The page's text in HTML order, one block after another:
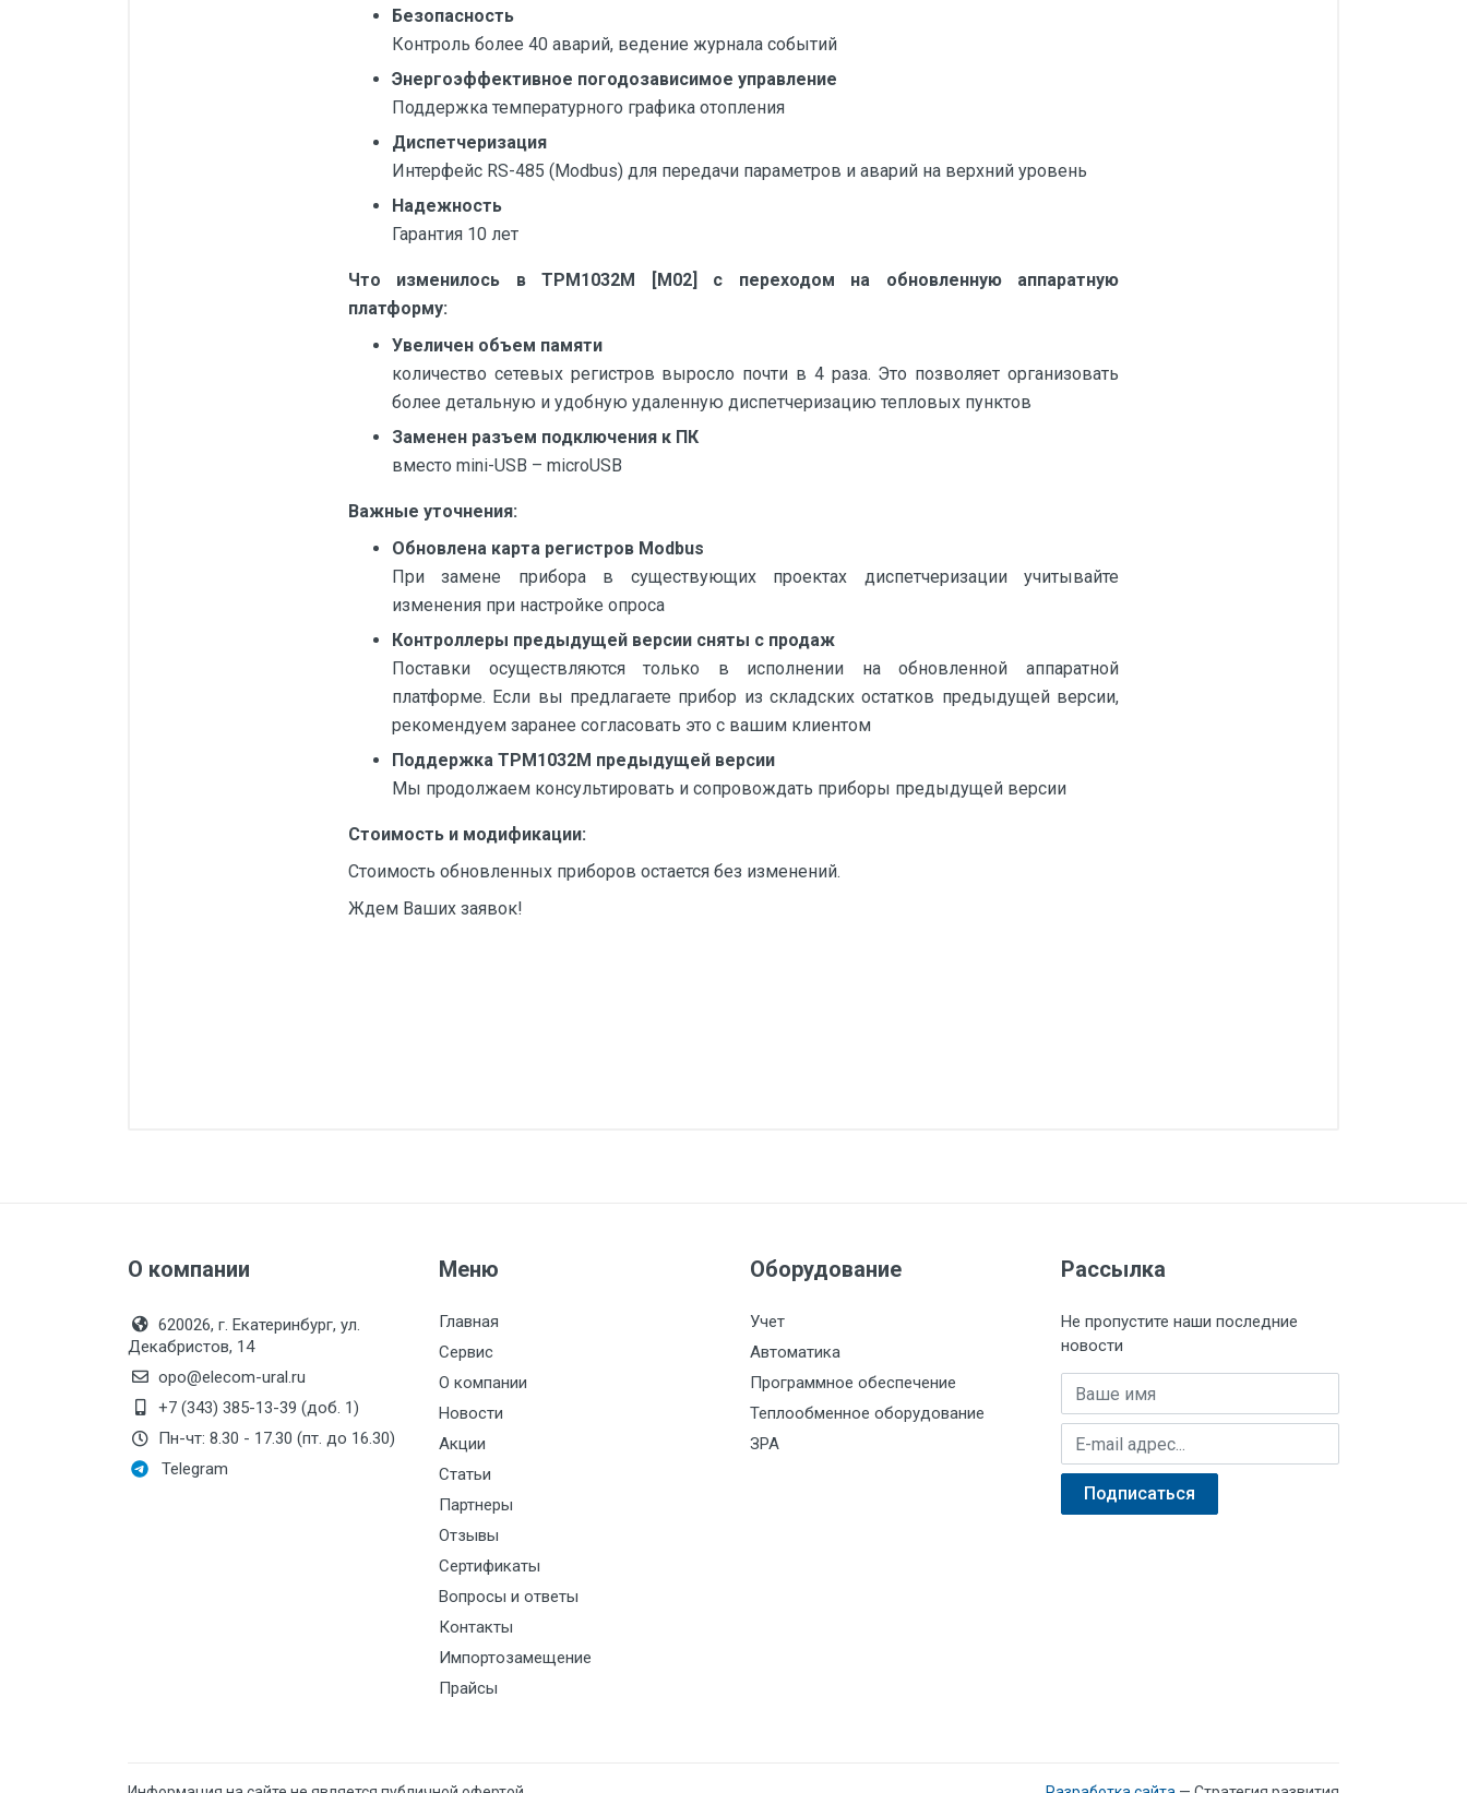
Безопасность
Контроль более 40 аварий, ведение журнала событий
Энергоэффективное погодозависимое управление
Поддержка температурного графика отопления
Диспетчеризация
Интерфейс RS-485 (Modbus) для передачи параметров и аварий на верхний уровень
Надежность
Гарантия 10 лет
Что изменилось в ТРМ1032М [M02] с переходом на обновленную аппаратную
платформу:
Увеличен объем памяти
количество сетевых регистров выросло почти в 4 раза. Это позволяет организовать
более детальную и удобную удаленную диспетчеризацию тепловых пунктов
Заменен разъем подключения к ПК
вместо mini-USB – microUSB
Важные уточнения:
Обновлена карта регистров Modbus
При замене прибора в существующих проектах диспетчеризации учитывайте
изменения при настройке опроса
Контроллеры предыдущей версии сняты с продаж
Поставки осуществляются только в исполнении на обновленной аппаратной
платформе. Если вы предлагаете прибор из складских остатков предыдущей версии,
рекомендуем заранее согласовать это с вашим клиентом
Поддержка ТРМ1032М предыдущей версии
Мы продолжаем консультировать и сопровождать приборы предыдущей версии
Стоимость и модификации:
Стоимость обновленных приборов остается без изменений.
Ждем Ваших заявок!
О компании
620026, г. Екатеринбург, ул.
Декабристов, 14
opo@elecom-ural.ru
+7 (343) 385-13-39 (доб. 1)
Пн-чт: 8.30 - 17.30 (пт. до 16.30)
Telegram
Меню
Главная
Сервис
О компании
Новости
Акции
Статьи
Партнеры
Отзывы
Сертификаты
Вопросы и ответы
Контакты
Импортозамещение
Прайсы
Оборудование
Учет
Автоматика
Программное обеспечение
Теплообменное оборудование
ЗРА
Рассылка
Не пропустите наши последние
новости
Имя
E-mail адрес
Подписаться